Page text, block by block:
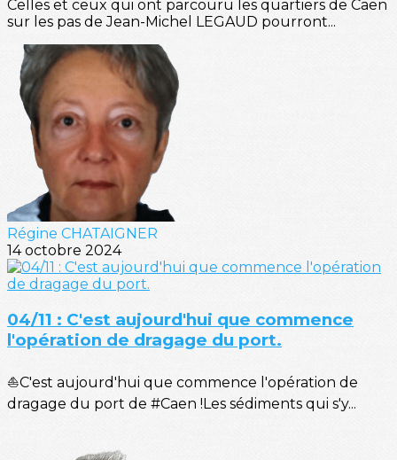
Celles et ceux qui ont parcouru les quartiers de Caen
sur les pas de Jean-Michel LEGAUD pourront...
Régine CHATAIGNER
14 octobre 2024
04/11 : C'est aujourd'hui que commence
l'opération de dragage du port.
⛵C'est aujourd'hui que commence l'opération de
dragage du port de #Caen !Les sédiments qui s'y...